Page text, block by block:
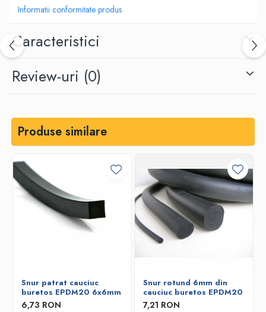
Informatii conformitate produs
Caracteristici
Review-uri (0)
Produse similare
Snur patrat cauciuc
buretos EPDM20 6x6mm
6,73 RON
Snur rotund 6mm din
cauciuc buretos EPDM20
7,21 RON